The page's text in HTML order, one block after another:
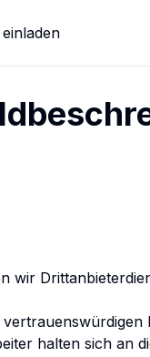
wir
halten sich an